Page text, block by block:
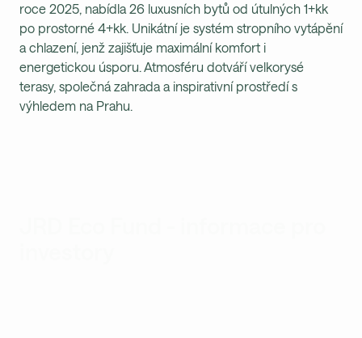
roce 2025, nabídla 26 luxusních bytů od útulných 1+kk
po prostorné 4+kk. Unikátní je systém stropního vytápění
a chlazení, jenž zajišťuje maximální komfort i
energetickou úsporu. Atmosféru dotváří velkorysé
terasy, společná zahrada a inspirativní prostředí s
výhledem na Prahu.